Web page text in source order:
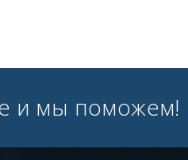
и мы поможем!